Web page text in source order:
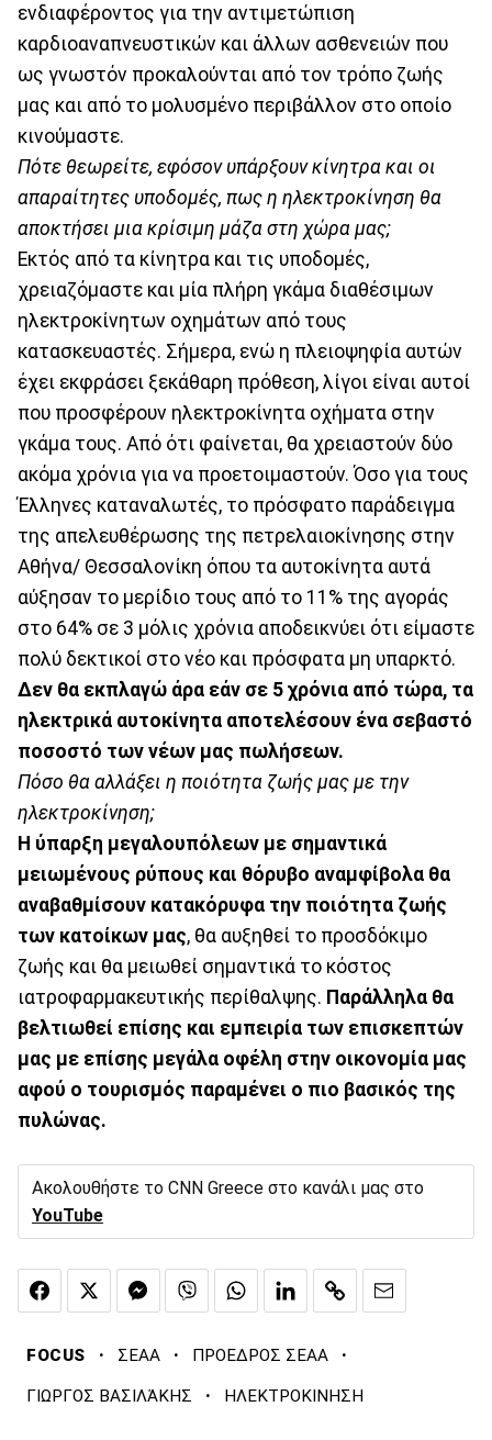
ενδιαφέροντος για την αντιμετώπιση
καρδιοαναπνευστικών και άλλων ασθενειών που
ως γνωστόν προκαλούνται από τον τρόπο ζωής
μας και από το μολυσμένο περιβάλλον στο οποίο
κινούμαστε.
Πότε θεωρείτε, εφόσον υπάρξουν κίνητρα και οι
απαραίτητες υποδομές, πως η ηλεκτροκίνηση θα
αποκτήσει μια κρίσιμη μάζα στη χώρα μας;
Εκτός από τα κίνητρα και τις υποδομές,
χρειαζόμαστε και μία πλήρη γκάμα διαθέσιμων
ηλεκτροκίνητων οχημάτων από τους
κατασκευαστές. Σήμερα, ενώ η πλειοψηφία αυτών
έχει εκφράσει ξεκάθαρη πρόθεση, λίγοι είναι αυτοί
που προσφέρουν ηλεκτροκίνητα οχήματα στην
γκάμα τους. Από ότι φαίνεται, θα χρειαστούν δύο
ακόμα χρόνια για να προετοιμαστούν. Όσο για τους
Έλληνες καταναλωτές, το πρόσφατο παράδειγμα
της απελευθέρωσης της πετρελαιοκίνησης στην
Αθήνα/ Θεσσαλονίκη όπου τα αυτοκίνητα αυτά
αύξησαν το μερίδιο τους από το 11% της αγοράς
στο 64% σε 3 μόλις χρόνια αποδεικνύει ότι είμαστε
πολύ δεκτικοί στο νέο και πρόσφατα μη υπαρκτό.
Δεν θα εκπλαγώ άρα εάν σε 5 χρόνια από τώρα, τα
ηλεκτρικά αυτοκίνητα αποτελέσουν ένα σεβαστό
ποσοστό των νέων μας πωλήσεων.
Πόσο θα αλλάξει η ποιότητα ζωής μας με την
ηλεκτροκίνηση;
Η ύπαρξη μεγαλουπόλεων με σημαντικά
μειωμένους ρύπους και θόρυβο αναμφίβολα θα
αναβαθμίσουν κατακόρυφα την ποιότητα ζωής
των κατοίκων μας, θα αυξηθεί το προσδόκιμο
ζωής και θα μειωθεί σημαντικά το κόστος
ιατροφαρμακευτικής περίθαλψης. Παράλληλα θα
βελτιωθεί επίσης και εμπειρία των επισκεπτών
μας με επίσης μεγάλα οφέλη στην οικονομία μας
αφού ο τουρισμός παραμένει ο πιο βασικός της
πυλώνας.
Ακολουθήστε το CNN Greece στο κανάλι μας στο
YouTube
FOCUS · ΣΕΑΑ · ΠΡΟΕΔΡΟΣ ΣΕΑΑ ·
ΓΙΩΡΓΟΣ ΒΑΣΙΛΆΚΗΣ · ΗΛΕΚΤΡΟΚΙΝΗΣΗ